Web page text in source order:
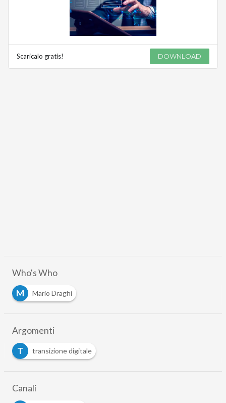
Scaricalo gratis! DOWNLOAD
Who's Who
M
Mario Draghi
Argomenti
T
transizione digitale
Canali